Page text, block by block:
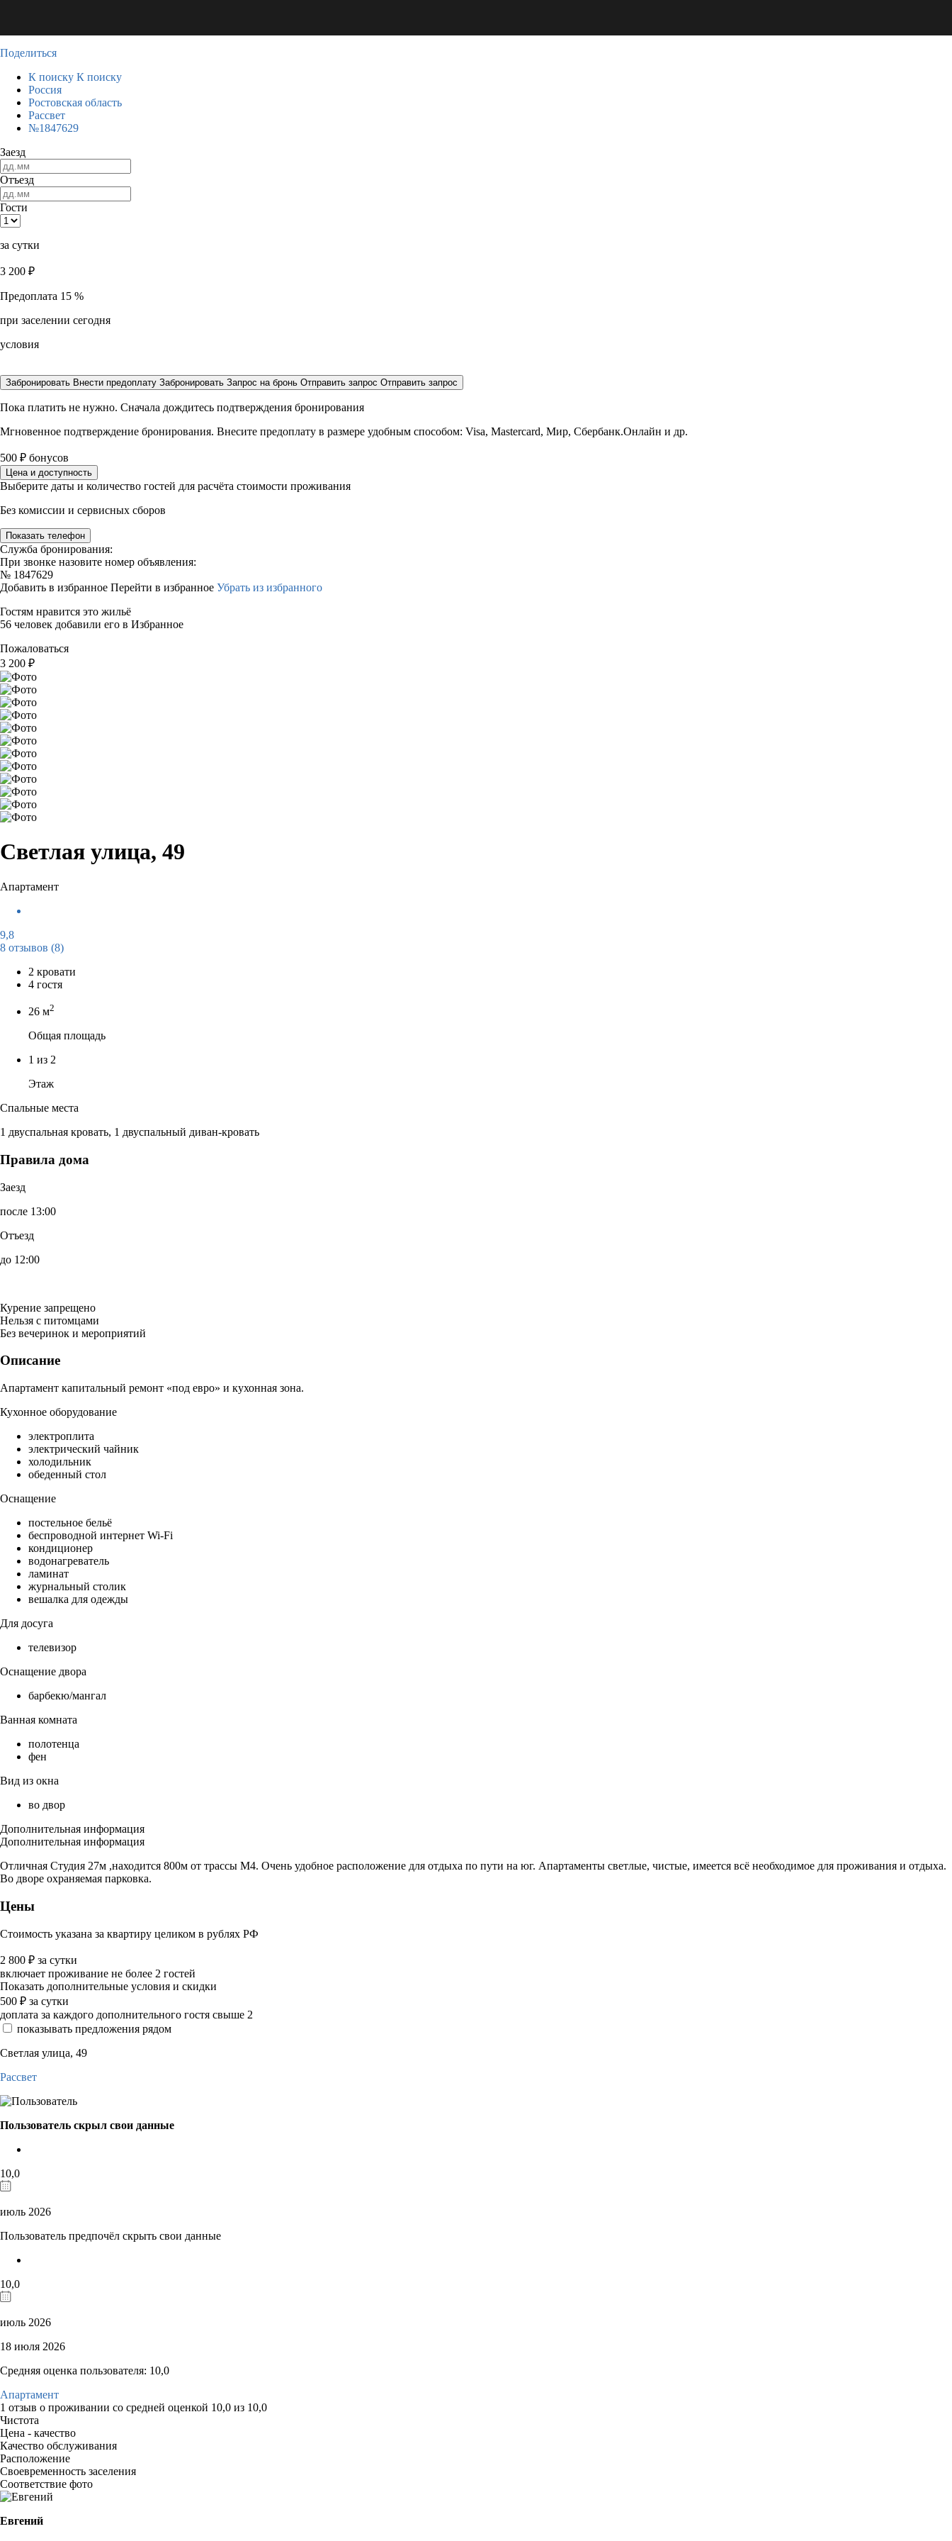
Поделиться
К поиску К поиску
Россия
Ростовская область
Рассвет
№1847629
Заезд
Отъезд
Гости
за сутки
3 200 ₽
Предоплата 15 %
при заселении сегодня
условия
Забронировать Внести предоплату Забронировать Запрос на бронь Отправить запрос Отправить запрос
Пока платить не нужно. Сначала дождитесь подтверждения бронирования
Мгновенное подтверждение бронирования. Внесите предоплату в размере удобным способом: Visa, Mastercard, Мир, Сбербанк.Онлайн и др.
500 ₽ бонусов
Цена и доступность
Выберите даты и количество гостей для расчёта стоимости проживания
Без комиссии и сервисных сборов
Показать телефон
Служба бронирования:
При звонке назовите номер объявления:
№ 1847629
Добавить в избранное Перейти в избранное Убрать из избранного
Гостям нравится это жильё
56 человек добавили его в Избранное
Пожаловаться
3 200 ₽
Светлая улица, 49
Апартамент
9,8
8 отзывов (8)
2 кровати
4 гостя
26 м2
Общая площадь
1 из 2
Этаж
Спальные места
1 двуспальная кровать, 1 двуспальный диван-кровать
Правила дома
Заезд
после 13:00
Отъезд
до 12:00
Курение запрещено
Нельзя с питомцами
Без вечеринок и мероприятий
Описание
Апартамент капитальный ремонт «под евро» и кухонная зона.
Кухонное оборудование
электроплита
электрический чайник
холодильник
обеденный стол
Оснащение
постельное бельё
беспроводной интернет Wi-Fi
кондиционер
водонагреватель
ламинат
журнальный столик
вешалка для одежды
Для досуга
телевизор
Оснащение двора
барбекю/мангал
Ванная комната
полотенца
фен
Вид из окна
во двор
Дополнительная информация
Дополнительная информация
Отличная Студия 27м ,находится 800м от трассы М4. Очень удобное расположение для отдыха по пути на юг. Апартаменты светлые, чистые, имеется всё необходимое для проживания и отдыха.
Во дворе охраняемая парковка.
Цены
Стоимость указана за квартиру целиком в рублях РФ
2 800 ₽ за сутки
включает проживание не более 2 гостей
Показать дополнительные условия и скидки
500 ₽ за сутки
доплата за каждого дополнительного гостя свыше 2
показывать предложения рядом
Светлая улица, 49
Рассвет
Пользователь скрыл свои данные
10,0
июль 2026
Пользователь предпочёл скрыть свои данные
10,0
июль 2026
18 июля 2026
Средняя оценка пользователя: 10,0
Апартамент
1 отзыв о проживании со средней оценкой 10,0 из 10,0
Чистота
Цена - качество
Качество обслуживания
Расположение
Своевременность заселения
Соответствие фото
Евгений